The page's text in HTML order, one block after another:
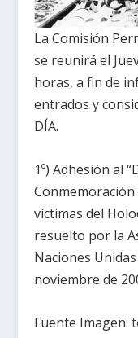
La Comisión
se reunirá el
horas, a fin de
entrados y
DÍA.
1º) Adhesión al
víctimas del
resuelto por la
Naciones
noviembre de
Fuente Imagen: